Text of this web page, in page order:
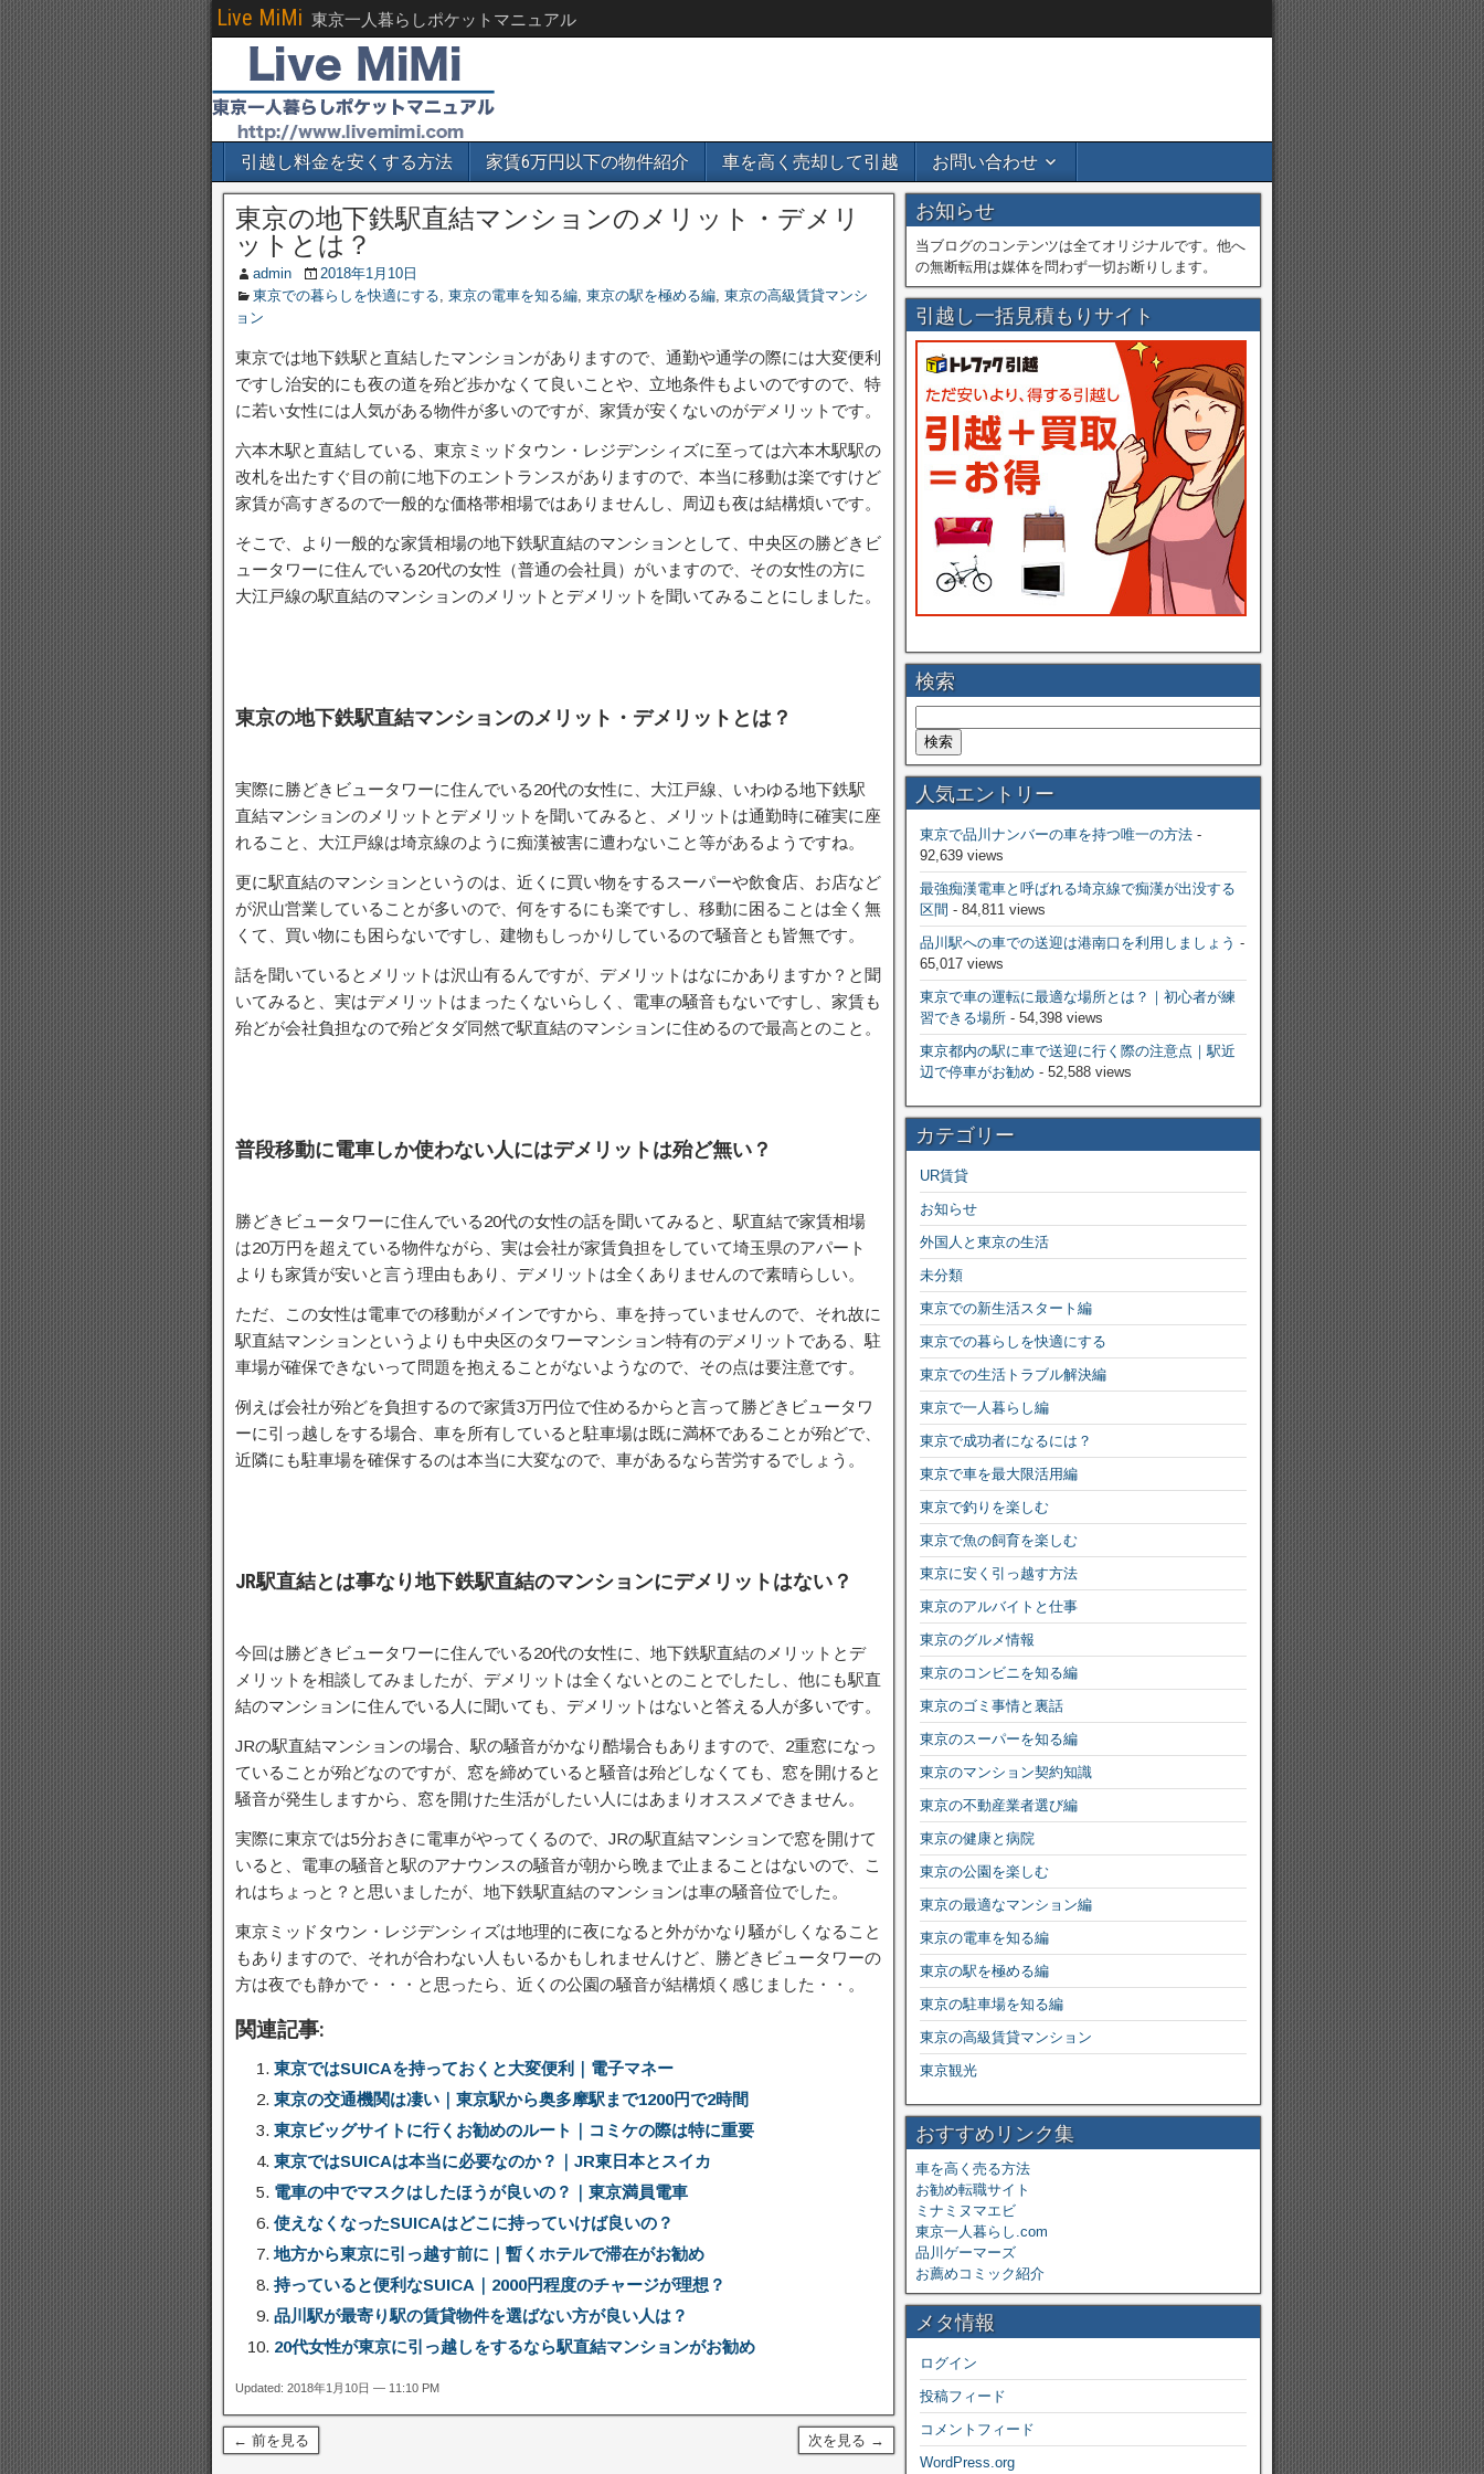
Live MiMi 東京一人暮らしポケットマニュアル
引越し料金を安くする方法 家賃6万円以下の物件紹介 車を高く売却して引越 お問い合わせ
東京の地下鉄駅直結マンションのメリット・デメリ
ットとは？
admin
2018年1月10日
東京での暮らしを快適にする, 東京の電車を知る編, 東京の駅を極める編, 東京の高級賃貸マンシ
ョン
東京では地下鉄駅と直結したマンションがありますので、通勤や通学の際には大変便利
ですし治安的にも夜の道を殆ど歩かなくて良いことや、立地条件もよいのですので、特
に若い女性には人気がある物件が多いのですが、家賃が安くないのがデメリットです。
六本木駅と直結している、東京ミッドタウン・レジデンシィズに至っては六本木駅駅の
改札を出たすぐ目の前に地下のエントランスがありますので、本当に移動は楽ですけど
家賃が高すぎるので一般的な価格帯相場ではありませんし、周辺も夜は結構煩いです。
そこで、より一般的な家賃相場の地下鉄駅直結のマンションとして、中央区の勝どきビ
ュータワーに住んでいる20代の女性（普通の会社員）がいますので、その女性の方に
大江戸線の駅直結のマンションのメリットとデメリットを聞いてみることにしました。
東京の地下鉄駅直結マンションのメリット・デメリットとは？
実際に勝どきビュータワーに住んでいる20代の女性に、大江戸線、いわゆる地下鉄駅
直結マンションのメリットとデメリットを聞いてみると、メリットは通勤時に確実に座
れること、大江戸線は埼京線のように痴漢被害に遭わないこと等があるようですね。
更に駅直結のマンションというのは、近くに買い物をするスーパーや飲食店、お店など
が沢山営業していることが多いので、何をするにも楽ですし、移動に困ることは全く無
くて、買い物にも困らないですし、建物もしっかりしているので騒音とも皆無です。
話を聞いているとメリットは沢山有るんですが、デメリットはなにかありますか？と聞
いてみると、実はデメリットはまったくないらしく、電車の騒音もないですし、家賃も
殆どが会社負担なので殆どタダ同然で駅直結のマンションに住めるので最高とのこと。
普段移動に電車しか使わない人にはデメリットは殆ど無い？
勝どきビュータワーに住んでいる20代の女性の話を聞いてみると、駅直結で家賃相場
は20万円を超えている物件ながら、実は会社が家賃負担をしていて埼玉県のアパート
よりも家賃が安いと言う理由もあり、デメリットは全くありませんので素晴らしい。
ただ、この女性は電車での移動がメインですから、車を持っていませんので、それ故に
駅直結マンションというよりも中央区のタワーマンション特有のデメリットである、駐
車場が確保できないって問題を抱えることがないようなので、その点は要注意です。
例えば会社が殆どを負担するので家賃3万円位で住めるからと言って勝どきビュータワ
ーに引っ越しをする場合、車を所有していると駐車場は既に満杯であることが殆どで、
近隣にも駐車場を確保するのは本当に大変なので、車があるなら苦労するでしょう。
JR駅直結とは事なり地下鉄駅直結のマンションにデメリットはない？
今回は勝どきビュータワーに住んでいる20代の女性に、地下鉄駅直結のメリットとデ
メリットを相談してみましたが、デメリットは全くないとのことでしたし、他にも駅直
結のマンションに住んでいる人に聞いても、デメリットはないと答える人が多いです。
JRの駅直結マンションの場合、駅の騒音がかなり酷場合もありますので、2重窓になっ
ていることが殆どなのですが、窓を締めていると騒音は殆どしなくても、窓を開けると
騒音が発生しますから、窓を開けた生活がしたい人にはあまりオススメできません。
実際に東京では5分おきに電車がやってくるので、JRの駅直結マンションで窓を開けて
いると、電車の騒音と駅のアナウンスの騒音が朝から晩まで止まることはないので、こ
れはちょっと？と思いましたが、地下鉄駅直結のマンションは車の騒音位でした。
東京ミッドタウン・レジデンシィズは地理的に夜になると外がかなり騒がしくなること
もありますので、それが合わない人もいるかもしれませんけど、勝どきビュータワーの
方は夜でも静かで・・・と思ったら、近くの公園の騒音が結構煩く感じました・・。
関連記事:
東京ではSUICAを持っておくと大変便利｜電子マネー
東京の交通機関は凄い｜東京駅から奥多摩駅まで1200円で2時間
東京ビッグサイトに行くお勧めのルート｜コミケの際は特に重要
東京ではSUICAは本当に必要なのか？｜JR東日本とスイカ
電車の中でマスクはしたほうが良いの？｜東京満員電車
使えなくなったSUICAはどこに持っていけば良いの？
地方から東京に引っ越す前に｜暫くホテルで滞在がお勧め
持っていると便利なSUICA｜2000円程度のチャージが理想？
品川駅が最寄り駅の賃貸物件を選ばない方が良い人は？
20代女性が東京に引っ越しをするなら駅直結マンションがお勧め
Updated: 2018年1月10日 — 11:10 PM
← 前を見る 次を見る →
お知らせ
当ブログのコンテンツは全てオリジナルです。他へ
の無断転用は媒体を問わず一切お断りします。
引越し一括見積もりサイト
検索
人気エントリー
東京で品川ナンバーの車を持つ唯一の方法-
92,639 views
最強痴漢電車と呼ばれる埼京線で痴漢が出没する
区間 - 84,811 views
品川駅への車での送迎は港南口を利用しましょう -
65,017 views
東京で車の運転に最適な場所とは？｜初心者が練
習できる場所- 54,398 views
東京都内の駅に車で送迎に行く際の注意点｜駅近
辺で停車がお勧め - 52,588 views
カテゴリー
UR賃貸
お知らせ
外国人と東京の生活
未分類
東京での新生活スタート編
東京での暮らしを快適にする
東京での生活トラブル解決編
東京で一人暮らし編
東京で成功者になるには？
東京で車を最大限活用編
東京で釣りを楽しむ
東京で魚の飼育を楽しむ
東京に安く引っ越す方法
東京のアルバイトと仕事
東京のグルメ情報
東京のコンビニを知る編
東京のゴミ事情と裏話
東京のスーパーを知る編
東京のマンション契約知識
東京の不動産業者選び編
東京の健康と病院
東京の公園を楽しむ
東京の最適なマンション編
東京の電車を知る編
東京の駅を極める編
東京の駐車場を知る編
東京の高級賃貸マンション
東京観光
おすすめリンク集
車を高く売る方法
お勧め転職サイト
ミナミヌマエビ
東京一人暮らし.com
品川ゲーマーズ
お薦めコミック紹介
メタ情報
ログイン
投稿フィード
コメントフィード
WordPress.org